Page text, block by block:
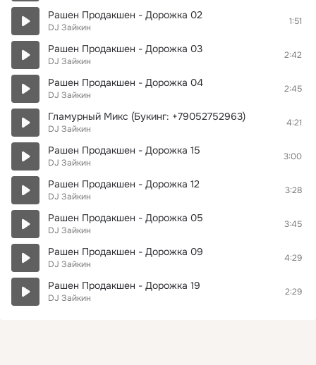
Рашен Продакшен - Дорожка 02
DJ Зайкин
1:51
Рашен Продакшен - Дорожка 03
DJ Зайкин
2:42
Рашен Продакшен - Дорожка 04
DJ Зайкин
2:45
Гламурный Микс (Букинг: +79052752963)
DJ Зайкин
4:21
Рашен Продакшен - Дорожка 15
DJ Зайкин
3:00
Рашен Продакшен - Дорожка 12
DJ Зайкин
3:28
Рашен Продакшен - Дорожка 05
DJ Зайкин
3:45
Рашен Продакшен - Дорожка 09
DJ Зайкин
4:29
Рашен Продакшен - Дорожка 19
DJ Зайкин
2:29